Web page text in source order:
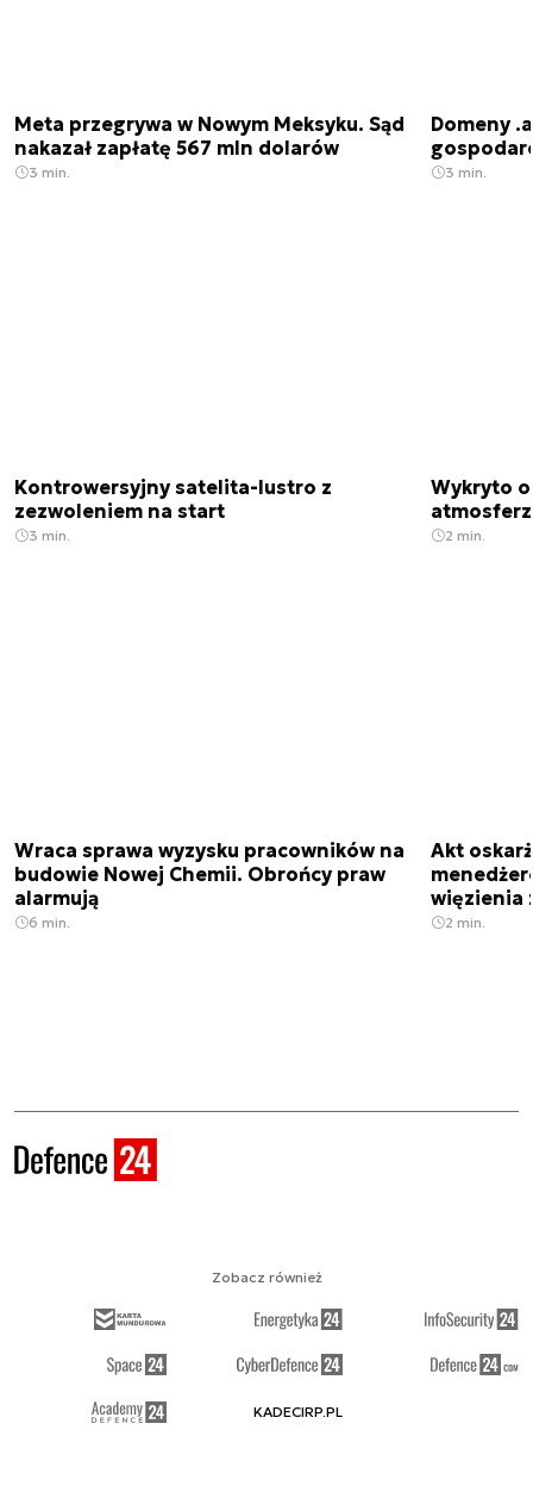
Meta przegrywa w Nowym Meksyku. Sąd
nakazał zapłatę 567 mln dolarów
3 min.
Domeny
3 min.
Kontrowersyjny satelita-lustro z
zezwoleniem na start
3 min.
Wykryto
2 min.
Wraca sprawa wyzysku pracowników na
budowie Nowej Chemii. Obrońcy praw
alarmują
6 min.
Akt
więzienia
2 min.
Zobacz również
KADECIRP.PL